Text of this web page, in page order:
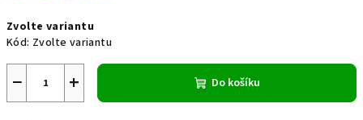
cena:
Zvolte variantu
Kód: Zvolte variantu
+
− Do košíku